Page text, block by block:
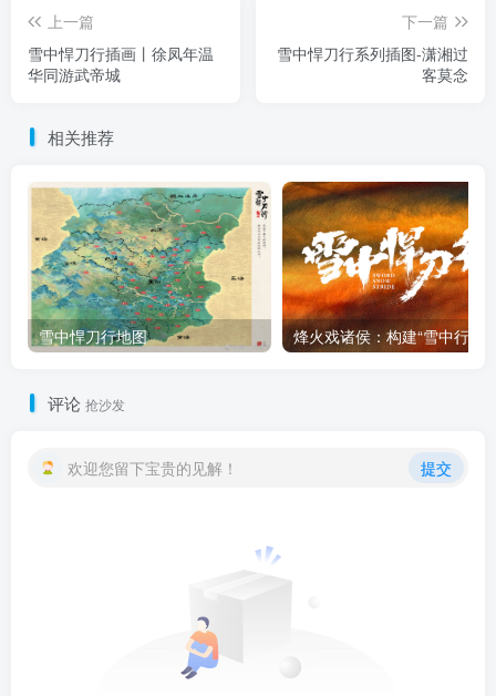
上一篇
雪中悍刀行插画丨徐凤年温
华同游武帝城
下一篇
雪中悍刀行系列插图-潇湘过
客莫念
相关推荐
雪中悍刀行地图
评论 抢沙发
欢迎您留下宝贵的见解！ 提交